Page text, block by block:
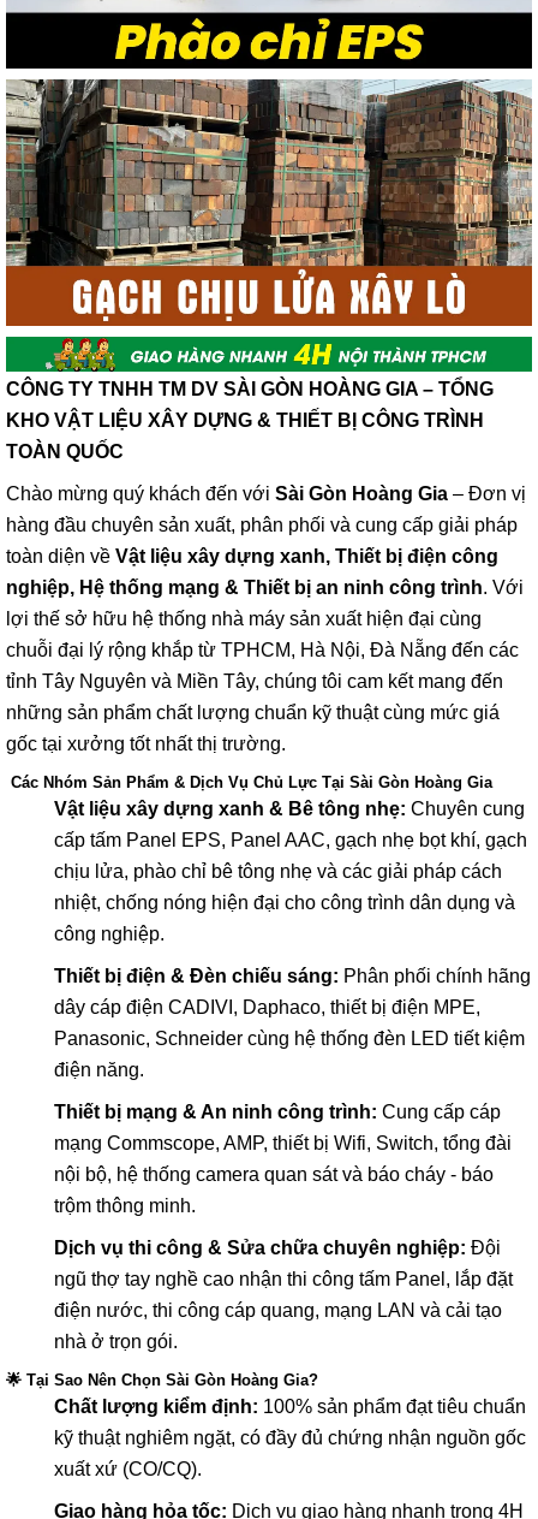
CÔNG TY TNHH TM DV SÀI GÒN HOÀNG GIA – TỔNG
KHO VẬT LIỆU XÂY DỰNG & THIẾT BỊ CÔNG TRÌNH
TOÀN QUỐC
Chào mừng quý khách đến với Sài Gòn Hoàng Gia – Đơn vị
hàng đầu chuyên sản xuất, phân phối và cung cấp giải pháp
toàn diện về Vật liệu xây dựng xanh, Thiết bị điện công
nghiệp, Hệ thống mạng & Thiết bị an ninh công trình. Với
lợi thế sở hữu hệ thống nhà máy sản xuất hiện đại cùng
chuỗi đại lý rộng khắp từ TPHCM, Hà Nội, Đà Nẵng đến các
tỉnh Tây Nguyên và Miền Tây, chúng tôi cam kết mang đến
những sản phẩm chất lượng chuẩn kỹ thuật cùng mức giá
gốc tại xưởng tốt nhất thị trường.
Các Nhóm Sản Phẩm & Dịch Vụ Chủ Lực Tại Sài Gòn Hoàng Gia
Vật liệu xây dựng xanh & Bê tông nhẹ: Chuyên cung
cấp tấm Panel EPS, Panel AAC, gạch nhẹ bọt khí, gạch
chịu lửa, phào chỉ bê tông nhẹ và các giải pháp cách
nhiệt, chống nóng hiện đại cho công trình dân dụng và
công nghiệp.
Thiết bị điện & Đèn chiếu sáng: Phân phối chính hãng
dây cáp điện CADIVI, Daphaco, thiết bị điện MPE,
Panasonic, Schneider cùng hệ thống đèn LED tiết kiệm
điện năng.
Thiết bị mạng & An ninh công trình: Cung cấp cáp
mạng Commscope, AMP, thiết bị Wifi, Switch, tổng đài
nội bộ, hệ thống camera quan sát và báo cháy - báo
trộm thông minh.
Dịch vụ thi công & Sửa chữa chuyên nghiệp: Đội
ngũ thợ tay nghề cao nhận thi công tấm Panel, lắp đặt
điện nước, thi công cáp quang, mạng LAN và cải tạo
nhà ở trọn gói.
🌟 Tại Sao Nên Chọn Sài Gòn Hoàng Gia?
Chất lượng kiểm định: 100% sản phẩm đạt tiêu chuẩn
kỹ thuật nghiêm ngặt, có đầy đủ chứng nhận nguồn gốc
xuất xứ (CO/CQ).
Giao hàng hỏa tốc: Dịch vụ giao hàng nhanh trong 4H